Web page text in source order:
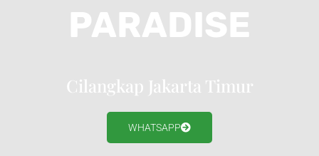
PARADISE
Cilangkap Jakarta Timur
WHATSAPP